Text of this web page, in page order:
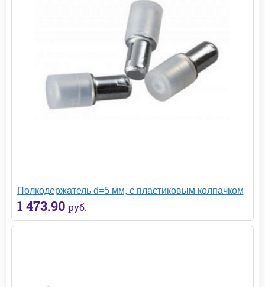
Полкодержатель d=5 мм, с пластиковым колпачком
1 473.90 руб.